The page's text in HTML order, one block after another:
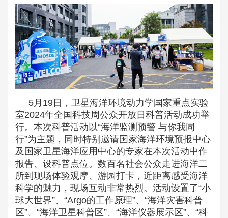
5月19日，卫星海洋环境动力学国家重点实验
室2024年全国科技周公众开放日科普活动成功举
行。本次科普活动以“海洋监测预警 与你我同
行”为主题，同时特别邀请国家海洋环境预报中心
及国家卫星海洋应用中心的专家在本次活动中作
报告、设科普点位。数百名社会公众走进海洋二
所到现场体验观摩、游园打卡，近距离感受海洋
科学的魅力，现场互动非常热烈。活动设置了“小
球大世界”、“Argo的工作原理”、“海洋灾害科普
区”、“海洋卫星科普区”、“海洋仪器展示区”、“科